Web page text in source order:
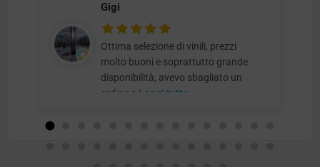
Gigi
Ottima selezione di vinili, prezzi
molto buoni e soprattutto grande
disponibilità, avevo sbagliato un
ordine e Leggi tutto